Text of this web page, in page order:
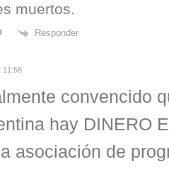
muertos.
Responder
11:58
convencido
hay DINERO
asociación de